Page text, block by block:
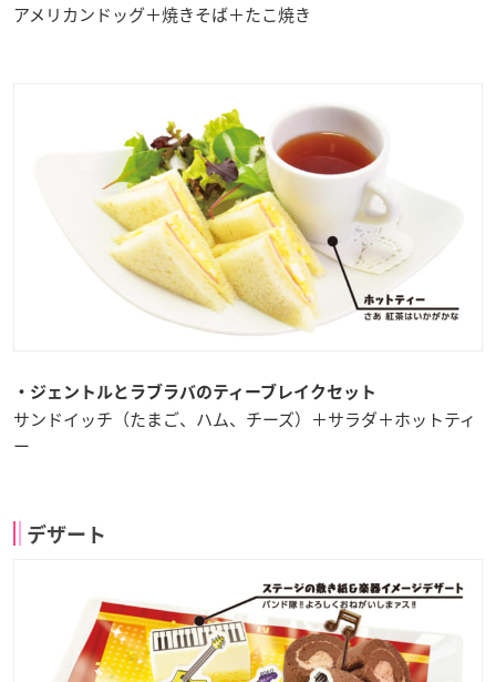
アメリカンドッグ＋焼きそば＋たこ焼き
・ジェントルとラブラバのティーブレイクセット
サンドイッチ（たまご、ハム、チーズ）＋サラダ＋ホットティ
ー
デザート